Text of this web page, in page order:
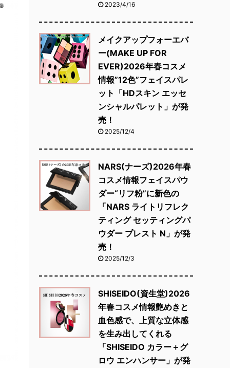
2023/4/16
メイクアップフォーエバ
ー(MAKE UP FOR
EVER)2026年春コスメ
情報”12色”フェイスパレ
ット「HDスキン エッセ
ンシャルパレット」が発
売！
2025/12/4
NARS(ナーズ)2026年春
コスメ情報フェイスパウ
ダー“リフ粉”に新色の
「NARS ライトリフレク
ティング セッティングパ
ウダー プレスト N」が発
売！
2025/12/3
SHISEIDO(資生堂)2026
年春コスメ情報艶めきと
血色感で、上質な立体感
を生み出してくれる
「SHISEIDO カラー＋グ
ロウ エンハンサー」が発